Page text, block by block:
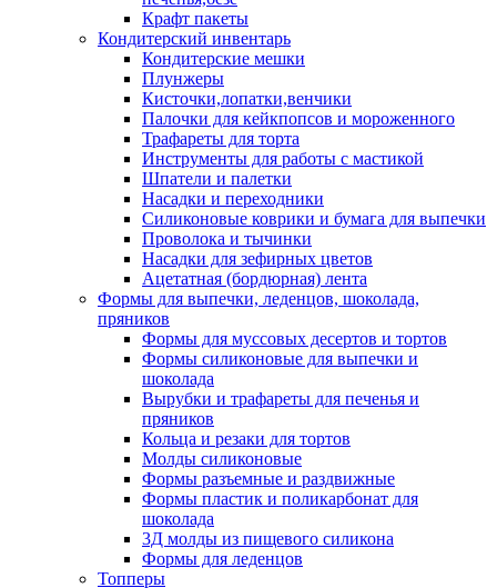
Крафт пакеты
Кондитерский инвентарь
Кондитерские мешки
Плунжеры
Кисточки,лопатки,венчики
Палочки для кейкпопсов и мороженного
Трафареты для торта
Инструменты для работы с мастикой
Шпатели и палетки
Насадки и переходники
Силиконовые коврики и бумага для выпечки
Проволока и тычинки
Насадки для зефирных цветов
Ацетатная (бордюрная) лента
Формы для выпечки, леденцов, шоколада,
пряников
Формы для муссовых десертов и тортов
Формы силиконовые для выпечки и
шоколада
Вырубки и трафареты для печенья и
пряников
Кольца и резаки для тортов
Молды силиконовые
Формы разъемные и раздвижные
Формы пластик и поликарбонат для
шоколада
3Д молды из пищевого силикона
Формы для леденцов
Топперы